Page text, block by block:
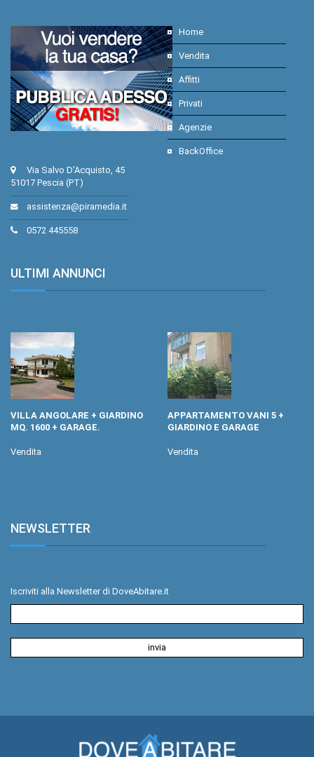
Via Salvo D'Acquisto, 45
51017 Pescia (PT)
assistenza@piramedia.it
0572 445558
Home
Vendita
Affitti
Privati
Agenzie
BackOffice
ULTIMI ANNUNCI.
VILLA ANGOLARE + GIARDINO
MQ. 1600 + GARAGE.
Vendita
APPARTAMENTO VANI 5 +
GIARDINO E GARAGE
Vendita
NEWSLETTER.
Iscriviti alla Newsletter di DoveAbitare.it